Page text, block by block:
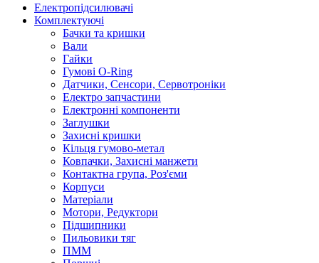
Електропідсилювачі
Комплектуючі
Бачки та кришки
Вали
Гайки
Гумові O-Ring
Датчики, Сенсори, Сервотроніки
Електро запчастини
Електронні компоненти
Заглушки
Захисні кришки
Кільця гумово-метал
Ковпачки, Захисні манжети
Контактна група, Роз'єми
Корпуси
Матеріали
Мотори, Редуктори
Підшипники
Пильовики тяг
ПММ